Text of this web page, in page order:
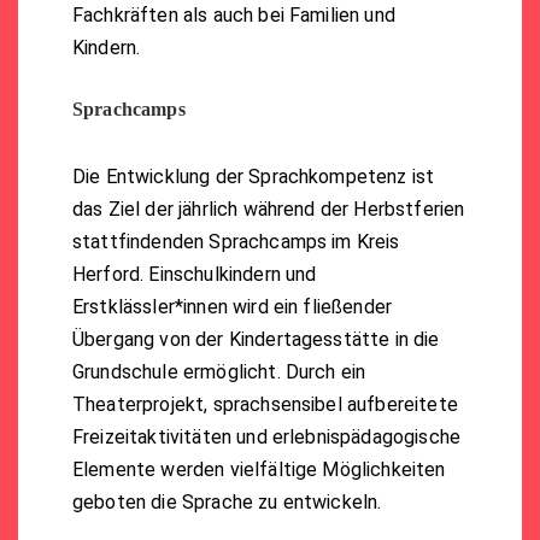
Fachkräften als auch bei Familien und
Kindern.
Sprachcamps
Die Entwicklung der Sprachkompetenz ist
das Ziel der jährlich während der Herbstferien
stattfindenden Sprachcamps im Kreis
Herford. Einschulkindern und
Erstklässler*innen wird ein fließender
Übergang von der Kindertagesstätte in die
Grundschule ermöglicht. Durch ein
Theaterprojekt, sprachsensibel aufbereitete
Freizeitaktivitäten und erlebnispädagogische
Elemente werden vielfältige Möglichkeiten
geboten die Sprache zu entwickeln.